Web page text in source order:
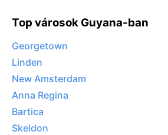
Top városok Guyana-ban
Georgetown
Linden
New Amsterdam
Anna Regina
Bartica
Skeldon